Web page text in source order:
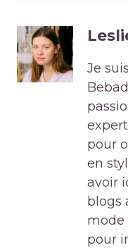
Je
pour
en
avoir
blogs
mode
pour